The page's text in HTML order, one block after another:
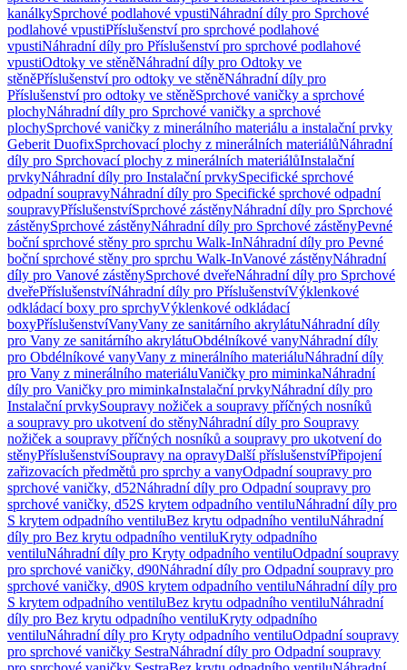
kanálkySprchové podlahové vpustiNáhradní díly pro Sprchové
podlahové vpustiPříslušenství pro sprchové podlahové
vpustiNáhradní díly pro Příslušenství pro sprchové podlahové
vpustiOdtoky ve stěněNáhradní díly pro Odtoky ve
stěněPříslušenství pro odtoky ve stěněNáhradní díly pro
Příslušenství pro odtoky ve stěněSprchové vaničky a sprchové
plochyNáhradní díly pro Sprchové vaničky a sprchové
plochySprchové vaničky z minerálního materiálu a instalační prvky
Geberit DuofixSprchovací plochy z minerálních materiálůNáhradní
díly pro Sprchovací plochy z minerálních materiálůInstalační
prvkyNáhradní díly pro Instalační prvkySpecifické sprchové
odpadní soupravyNáhradní díly pro Specifické sprchové odpadní
soupravyPříslušenstvíSprchové zástěnyNáhradní díly pro Sprchové
zástěnySprchové zástěnyNáhradní díly pro Sprchové zástěnyPevné
boční sprchové stěny pro sprchu Walk-InNáhradní díly pro Pevné
boční sprchové stěny pro sprchu Walk-InVanové zástěnyNáhradní
díly pro Vanové zástěnySprchové dveřeNáhradní díly pro Sprchové
dveřePříslušenstvíNáhradní díly pro PříslušenstvíVýklenkové
odkládací boxy pro sprchyVýklenkové odkládací
boxyPříslušenstvíVanyVany ze sanitárního akrylátuNáhradní díly
pro Vany ze sanitárního akrylátuObdélníkové vanyNáhradní díly
pro Obdélníkové vanyVany z minerálního materiáluNáhradní díly
pro Vany z minerálního materiáluVaničky pro miminkaNáhradní
díly pro Vaničky pro miminkaInstalační prvkyNáhradní díly pro
Instalační prvkySoupravy nožiček a soupravy příčných nosníků
a soupravy pro ukotvení do stěnyNáhradní díly pro Soupravy
nožiček a soupravy příčných nosníků a soupravy pro ukotvení do
stěnyPříslušenstvíSoupravy na opravyDalší příslušenstvíPřipojení
zařizovacích předmětů pro sprchy a vanyOdpadní soupravy pro
sprchové vaničky, d52Náhradní díly pro Odpadní soupravy pro
sprchové vaničky, d52S krytem odpadního ventiluNáhradní díly pro
S krytem odpadního ventiluBez krytu odpadního ventiluNáhradní
díly pro Bez krytu odpadního ventiluKryty odpadního
ventiluNáhradní díly pro Kryty odpadního ventiluOdpadní soupravy
pro sprchové vaničky, d90Náhradní díly pro Odpadní soupravy pro
sprchové vaničky, d90S krytem odpadního ventiluNáhradní díly pro
S krytem odpadního ventiluBez krytu odpadního ventiluNáhradní
díly pro Bez krytu odpadního ventiluKryty odpadního
ventiluNáhradní díly pro Kryty odpadního ventiluOdpadní soupravy
pro sprchové vaničky SestraNáhradní díly pro Odpadní soupravy